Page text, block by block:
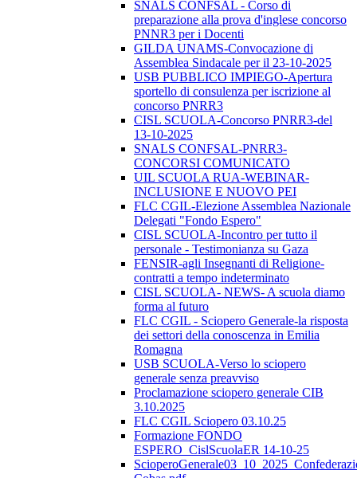
SNALS CONFSAL - Corso di
preparazione alla prova d'inglese concorso
PNNR3 per i Docenti
GILDA UNAMS-Convocazione di
Assemblea Sindacale per il 23-10-2025
USB PUBBLICO IMPIEGO-Apertura
sportello di consulenza per iscrizione al
concorso PNRR3
CISL SCUOLA-Concorso PNRR3-del
13-10-2025
SNALS CONFSAL-PNRR3-
CONCORSI COMUNICATO
UIL SCUOLA RUA-WEBINAR-
INCLUSIONE E NUOVO PEI
FLC CGIL-Elezione Assemblea Nazionale
Delegati "Fondo Espero"
CISL SCUOLA-Incontro per tutto il
personale - Testimonianza su Gaza
FENSIR-agli Insegnanti di Religione-
contratti a tempo indeterminato
CISL SCUOLA- NEWS- A scuola diamo
forma al futuro
FLC CGIL - Sciopero Generale-la risposta
dei settori della conoscenza in Emilia
Romagna
USB SCUOLA-Verso lo sciopero
generale senza preavviso
Proclamazione sciopero generale CIB
3.10.2025
FLC CGIL Sciopero 03.10.25
Formazione FONDO
ESPERO_CislScuolaER 14-10-25